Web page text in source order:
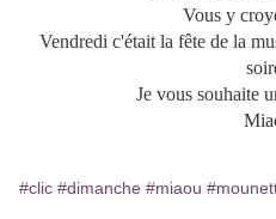
Vous y
Vendredi c'était la fête de la
Je vous souhaite
#clic #dimanche #miaou